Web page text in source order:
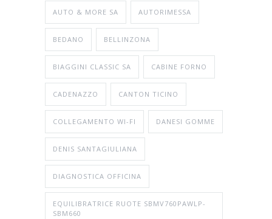
AUTO & MORE SA AUTORIMESSA
BEDANO BELLINZONA
BIAGGINI CLASSIC SA CABINE FORNO
CADENAZZO CANTON TICINO
COLLEGAMENTO WI-FI DANESI GOMME
DENIS SANTAGIULIANA
DIAGNOSTICA OFFICINA
EQUILIBRATRICE RUOTE SBMV760PAWLP-
SBM660